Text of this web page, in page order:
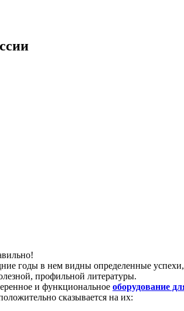
годы в нем видны определенные
профильной литературы.
и функциональное оборудование
сказывается на их: